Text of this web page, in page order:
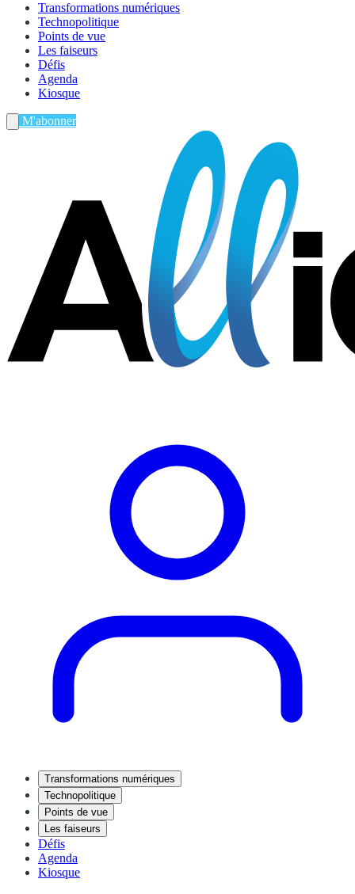
Transformations numériques
Technopolitique
Points de vue
Les faiseurs
Défis
Agenda
Kiosque
M'abonner
Transformations numériques
Technopolitique
Points de vue
Les faiseurs
Défis
Agenda
Kiosque